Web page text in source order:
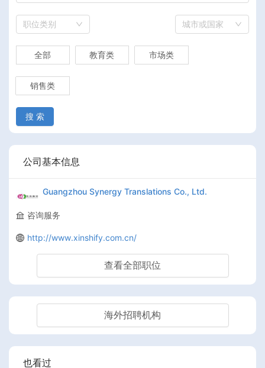
职位类别 城市或国家
全部 教育类 市场类
销售类
搜 索
公司基本信息
Guangzhou Synergy Translations Co., Ltd.
咨询服务
http://www.xinshify.com.cn/
查看全部职位
海外招聘机构
也看过